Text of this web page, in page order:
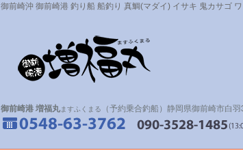
御前崎沖 御前崎港 釣り船 船釣り 真鯛(マダイ) イサキ 鬼カサゴ
御前崎港 増福丸ますふくまる （予約乗合釣船）静岡県御前崎市白